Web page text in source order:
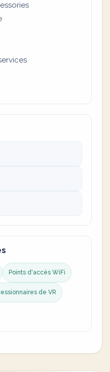
Points d'accès WiFi
de VR